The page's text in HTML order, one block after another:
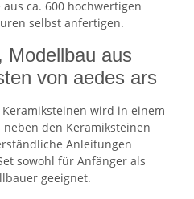
ca. 600 hochwertigen
selbst anfertigen.
Modellbau aus
von aedes ars
wird in einem
den Keramiksteinen
Anleitungen
sowohl für Anfänger als
geeignet.